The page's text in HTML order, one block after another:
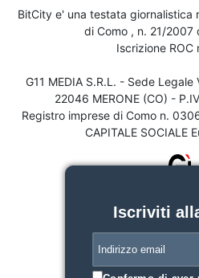
BitCity e' una testata giornalistica
di Como , n. 21/2007
Iscrizione ROC
G11 MEDIA S.R.L. - Sede Legale
22046 MERONE (CO) -
Registro imprese di Como n.
CAPITALE SOCIALE
Iscriviti